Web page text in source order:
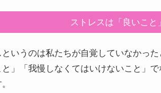
ストレスは「良いこと
いうのは私たちが自覚していなかっ
と」「我慢しなくてはいけないこと」